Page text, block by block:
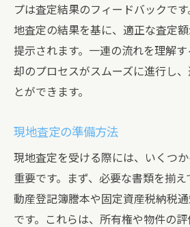
プは査定結果のフィードバックで
地査定の結果を基に、適正な査定
提示されます。一連の流れを理解
却のプロセスがスムーズに進行し
とができます。
現地査定の準備方法
現地査定を受ける際には、いくつ
重要です。まず、必要な書類を揃
動産登記簿謄本や固定資産税納税
です。これらは、所有権や物件の